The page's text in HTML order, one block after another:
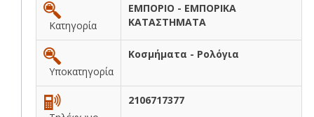
Κατηγορία
ΕΜΠΟΡΙΟ - ΕΜΠΟΡΙΚΑ
ΚΑΤΑΣΤΗΜΑΤΑ
Υποκατηγορία
Κοσμήματα - Ρολόγια
2106717377